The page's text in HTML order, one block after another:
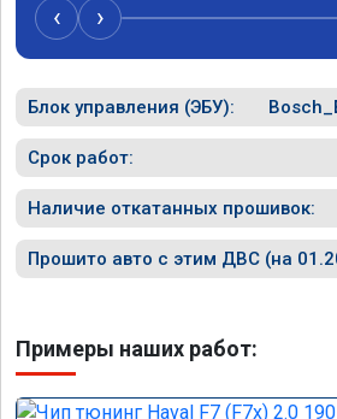
‹ ›
Блок управления (ЭБУ):
Срок работ:
Наличие откатанных прошивок:
Прошито авто с этим ДВС (на
Примеры наших работ: